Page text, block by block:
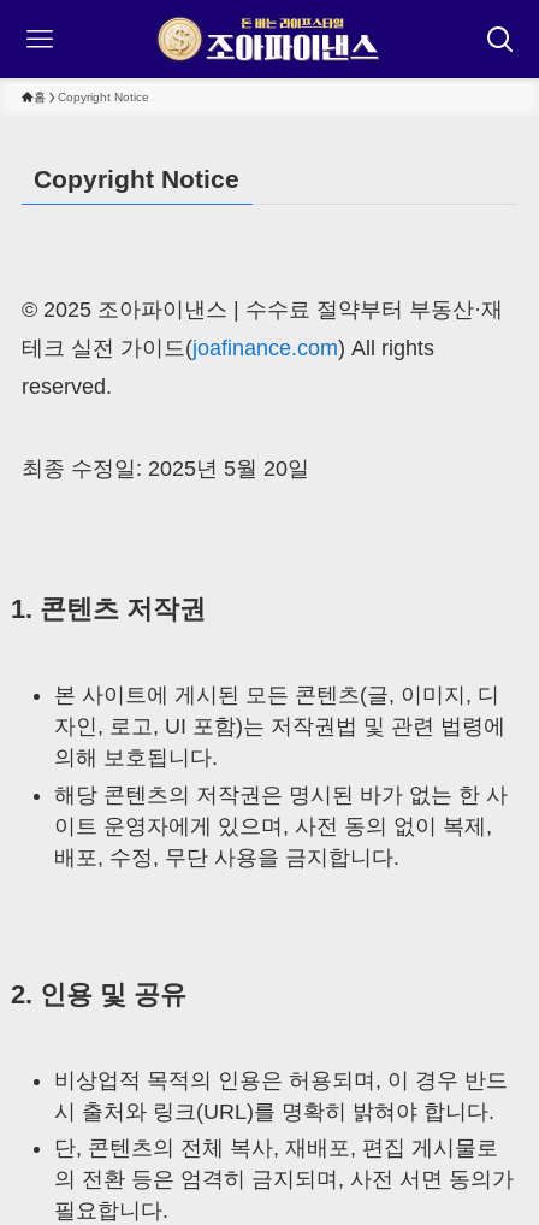
홈 Copyright Notice
Copyright Notice
© 2025 조아파이낸스 | 수수료 절약부터 부동산·재
테크 실전 가이드(joafinance.com) All rights
reserved.
최종 수정일: 2025년 5월 20일
1. 콘텐츠 저작권
본 사이트에 게시된 모든 콘텐츠(글, 이미지, 디
자인, 로고, UI 포함)는 저작권법 및 관련 법령에
의해 보호됩니다.
해당 콘텐츠의 저작권은 명시된 바가 없는 한 사
이트 운영자에게 있으며, 사전 동의 없이 복제,
배포, 수정, 무단 사용을 금지합니다.
2. 인용 및 공유
비상업적 목적의 인용은 허용되며, 이 경우 반드
시 출처와 링크(URL)를 명확히 밝혀야 합니다.
단, 콘텐츠의 전체 복사, 재배포, 편집 게시물로
의 전환 등은 엄격히 금지되며, 사전 서면 동의가
필요합니다.